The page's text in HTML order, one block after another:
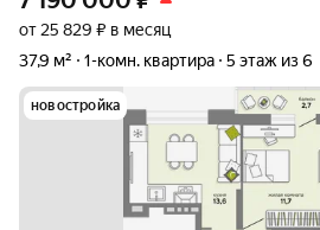
от 25 829 ₽ в месяц
37,9 м²
1-комн. квартира 5 этаж из 6
новостройка